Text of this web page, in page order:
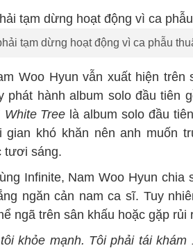
tạm dừng hoạt động vì ca phẫu
Woo Hyun vẫn xuất hiện trên
phát hành album solo đầu tiên
White Tree là album solo đầu
khó khăn nên anh muốn
tươi sáng.
Infinite, Nam Woo Hyun chia
ngăn cản nam ca sĩ. Tuy
ngã trên sân khấu hoặc gặp rủi
khỏe mạnh. Tôi phải tái khám